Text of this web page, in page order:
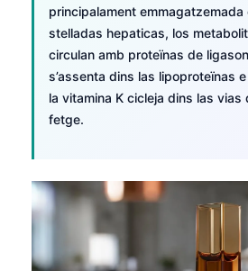
principalament emmagatzemada
stelladas hepaticas, los
circulan amb proteïnas de
s’assenta dins las lipoproteïnas
la vitamina K cicleja dins las vias
fetge.